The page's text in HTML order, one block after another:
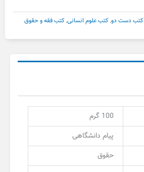
کتب دست دو,کتب علوم انسانی,کتب فقه و حقوق
100 گرم
پیام دانشگاهی
حقوق